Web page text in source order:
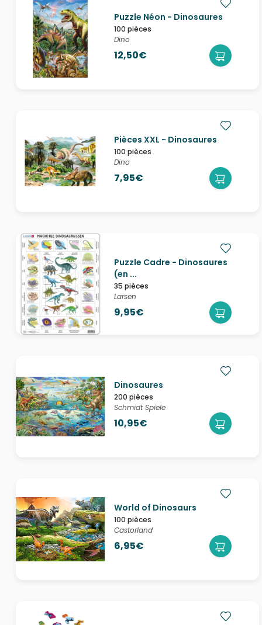
Puzzle Néon - Dinosaures
100 pièces
Dino
12,50€
Pièces XXL - Dinosaures
100 pièces
Dino
7,95€
Puzzle Cadre - Dinosaures
(en ...
35 pièces
Larsen
9,95€
Dinosaures
200 pièces
Schmidt Spiele
10,95€
World of Dinosaurs
100 pièces
Castorland
6,95€